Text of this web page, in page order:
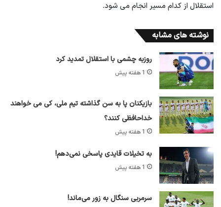
استقلال از کدام مسیر انجام می شود.
نوشته های مشابه
روزبه چشمی با استقلال تمدید کرد
1 هفته پیش
بازیکنان پا به سن گذاشته تیم ملی، کی می خواهند
خداحافظی کنند؟
1 هفته پیش
به تخیلات قایدی پاسخی نمی‌دهم!
1 هفته پیش
سرمربی سنگال به زور می‌ماند!